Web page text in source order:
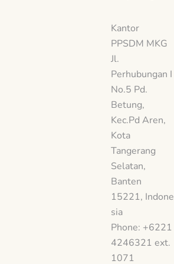
Kantor
PPSDM MKG
Jl.
Perhubungan I
No.5 Pd.
Betung,
Kec.Pd Aren,
Kota
Tangerang
Selatan,
Banten
15221, Indone
sia
Phone: +6221
4246321 ext.
1071